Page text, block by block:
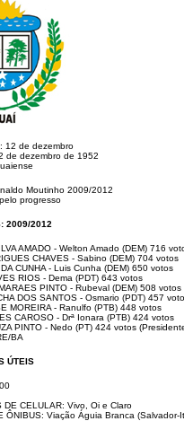
12 de dezembro
de dezembro de 1952
Moutinho 2009/2012
progresso
2009/2012
AMADO - Welton Amado (DEM) 716
CHAVES - Sabino (DEM) 704 votos
CUNHA - Luis Cunha (DEM) 650 votos
RIOS - Dema (PDT) 643 votos
PINTO - Rubeval (DEM) 508 votos
DOS SANTOS - Osmario (PDT) 457
MOREIRA - Ranulfo (PTB) 448 votos
CAROSO - Drª Ionara (PTB) 424 votos
PINTO - Nedo (PT) 424 votos
BA
ÚTEIS
DE CELULAR: Vivo, Oi e Claro
ÔNIBUS: Viação Águia Branca